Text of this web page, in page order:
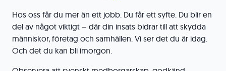
Hos oss får du mer än ett jobb. Du får ett syfte. Du blir en
del av något viktigt – där din insats bidrar till att skydda
människor, företag och samhällen. Vi ser det du är idag.
Och det du kan bli imorgon.